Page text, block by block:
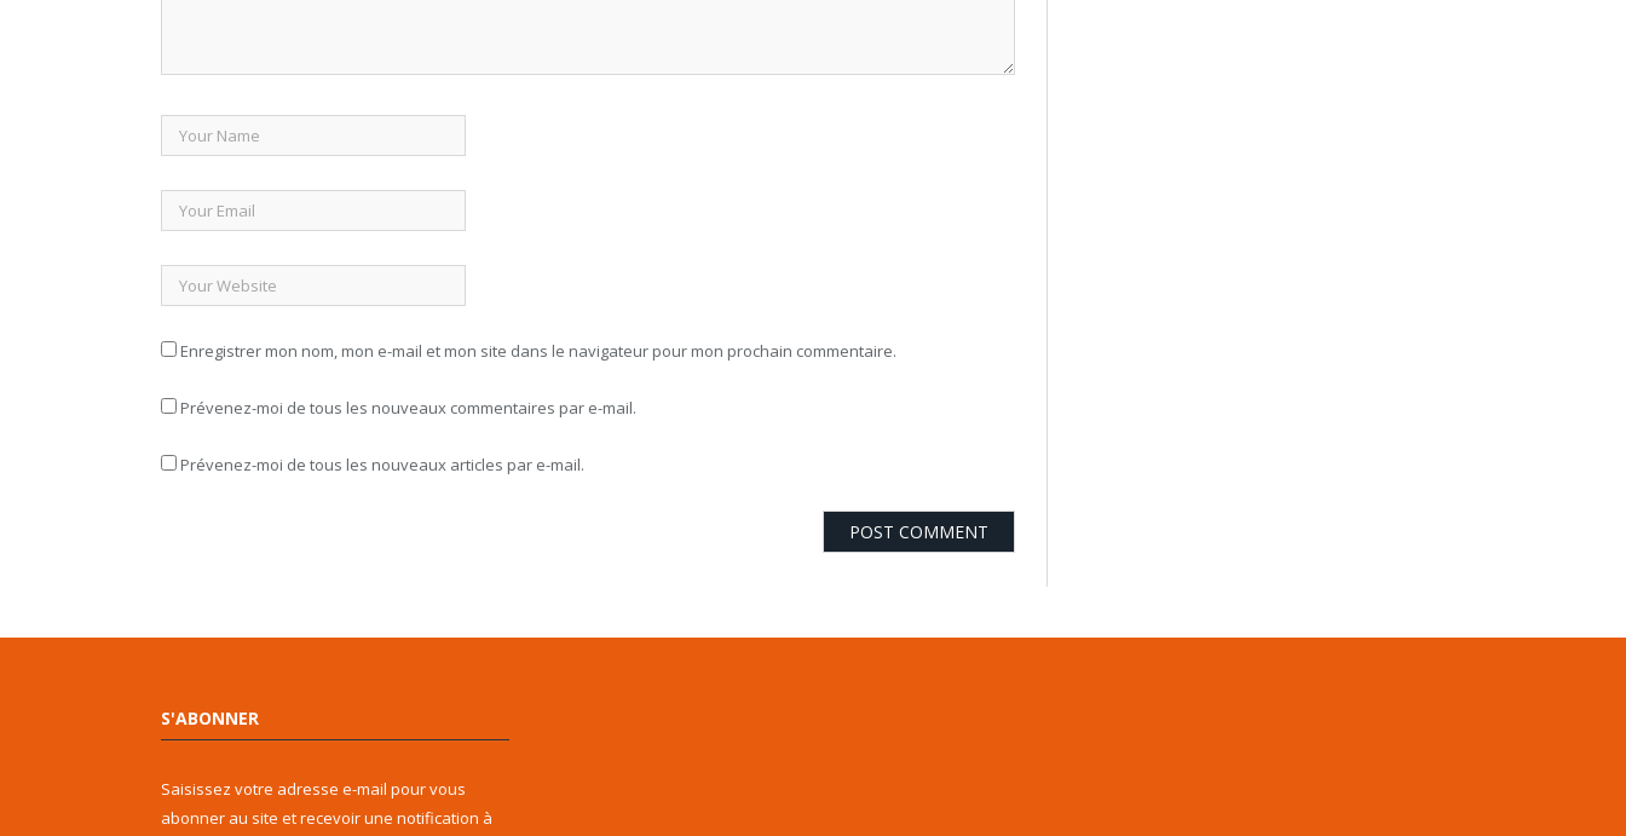
Enregistrer mon nom, mon e-mail et mon site dans le navigateur pour mon prochain commentaire.
Prévenez-moi de tous les nouveaux commentaires par e-mail.
Prévenez-moi de tous les nouveaux articles par e-mail.
S'ABONNER
Saisissez votre adresse e-mail pour vous
abonner au site et recevoir une notification à